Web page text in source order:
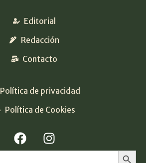
Editorial
Redacción
Contacto
Política de privacidad
Política de Cookies
Botón